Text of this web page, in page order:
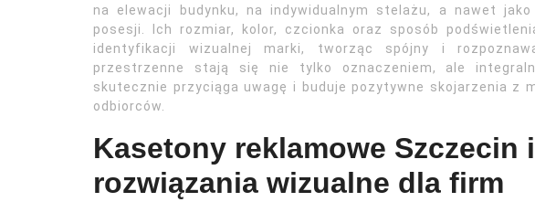
na elewacji budynku, na indywidualnym stelażu, a nawet
posesji. Ich rozmiar, kolor, czcionka oraz sposób
identyfikacji wizualnej marki, tworząc spójny i
przestrzenne stają się nie tylko oznaczeniem, ale
skutecznie przyciąga uwagę i buduje pozytywne skojarzenia z
odbiorców.
Kasetony reklamowe Szczecin
rozwiązania wizualne dla firm